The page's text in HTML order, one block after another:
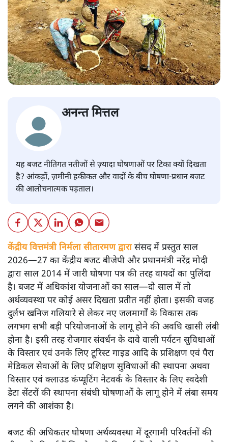
अनन्त मित्तल
यह बजट नीतिगत नतीजों से ज़्यादा घोषणाओं पर टिका क्यों दिखता
है? आंकड़ों, ज़मीनी हकीकत और वादों के बीच घोषणा-प्रधान बजट
की आलोचनात्मक पड़ताल।
केंद्रीय वित्तमंत्री निर्मला सीतारमण द्वारासंसद में प्रस्तुत साल
2026—27 का केंद्रीय बजट बीजेपी और प्रधानमंत्री नरेंद्र मोदी
द्वारा साल 2014 में जारी घोषणा पत्र की तरह वायदों का पुलिंदा
है। बजट में अधिकांश योजनाओं का साल—दो साल में तो
अर्थव्यवस्था पर कोई असर दिखता प्रतीत नहीं होता। इसकी वजह
दुर्लभ खनिज गलियारे से लेकर नए जलमार्गों के विकास तक
लगभग सभी बड़ी परियोजनाओं के लागू होने की अवधि खासी लंबी
होना है। इसी तरह रोजगार संवर्धन के दावे वाली पर्यटन सुविधाओं
के विस्तार एवं उनके लिए टूरिस्ट गाइड आदि के प्रशिक्षण एवं पैरा
मेडिकल सेवाओं के लिए प्रशिक्षण सुविधाओं की स्थापना अथवा
विस्तार एवं क्लाउड कंप्यूटिंग नेटवर्क के विस्तार के लिए स्वदेशी
डेटा सेंटरों की स्थापना संबंधी घोषणाओं के लागू होने में लंबा समय
लगने की आशंका है।
बजट की अधिकतर घोषणा अर्थव्यवस्था में दूरगामी परिवर्तनों की